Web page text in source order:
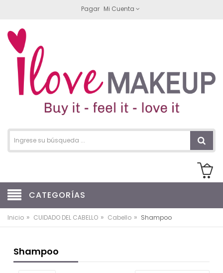
Pagar Mi Cuenta
CATEGORÍAS
Inicio » CUIDADO DEL CABELLO » Cabello » Shampoo
Shampoo